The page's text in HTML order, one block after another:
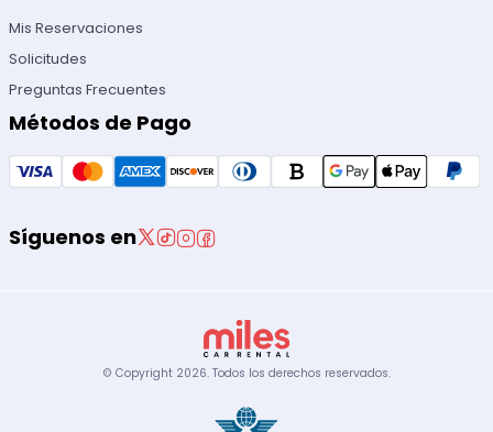
Mis Reservaciones
Solicitudes
Preguntas Frecuentes
Métodos de Pago
Síguenos en
© Copyright 2026. Todos los derechos reservados.